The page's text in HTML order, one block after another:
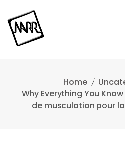
content
Home
Why Everything You
de musculation pour la